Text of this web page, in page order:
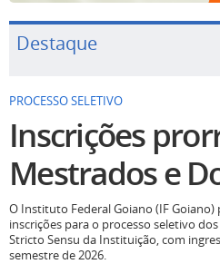
Destaque
PROCESSO SELETIVO
Inscrições
Mestrados e
O Instituto Federal Goiano (IF
inscrições para o processo seletivo
Stricto Sensu da Instituição, com
semestre de 2026.